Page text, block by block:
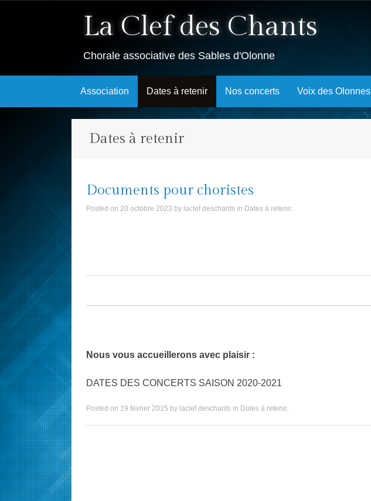
La Clef des Chants
Chorale associative des Sables d'Olonne
Skip
content
Association Dates à retenir Nos concerts Voix des Olonnes
Dates à retenir
Documents pour choristes
Posted on 20 octobre 2023 by laclef deschants in Dates à retenir.
Nous vous accueillerons avec plaisir :
DATES DES CONCERTS SAISON 2020-2021
Posted on 19 février 2015 by laclef deschants in Dates à retenir.